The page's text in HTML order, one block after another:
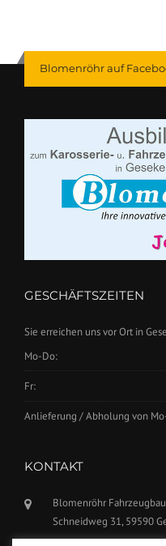
Blomenröhr auf
GESCHÄFTSZEITEN
Sie erreichen uns vor Ort in
Mo-Do:
Fr:
Anlieferung / Abholung von
KONTAKT
Blomenröhr
Schneidweg 31, 59590